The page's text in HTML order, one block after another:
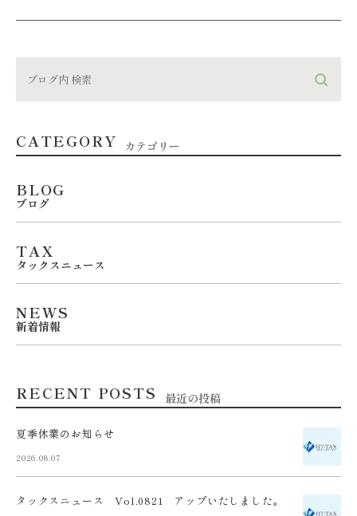
CATEGORY カテゴリー
BLOG
ブログ
TAX
タックスニュース
NEWS
新着情報
RECENT POSTS 最近の投稿
夏季休業のお知らせ
2026.08.07
タックスニュース Vol.0821 アップいたしました。